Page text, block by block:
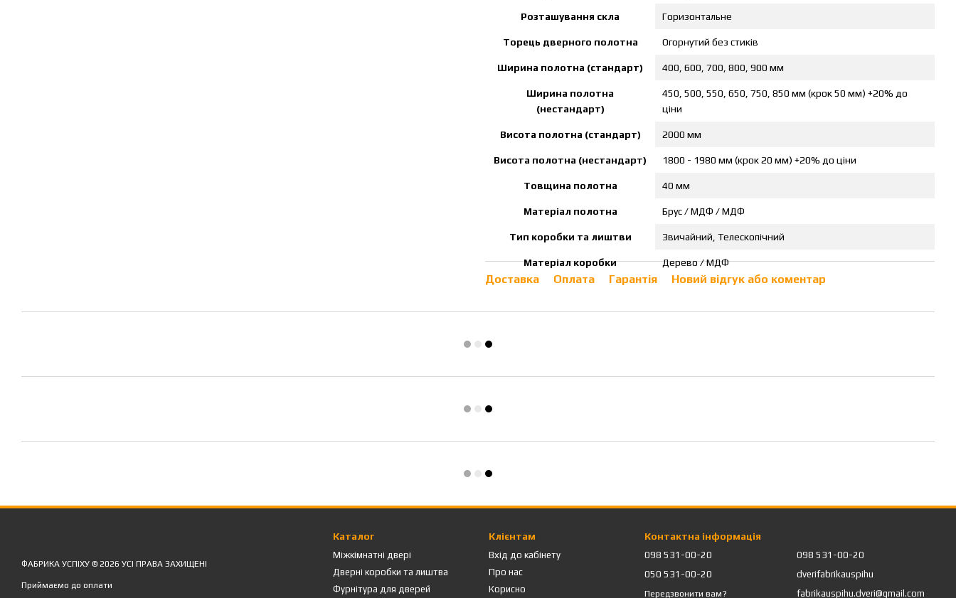
Розташування скла Горизонтальне
Торець дверного полотна Огорнутий без стиків
Ширина полотна (стандарт) 400, 600, 700, 800, 900 мм
Ширина полотна
(нестандарт)
450, 500, 550, 650, 750, 850 мм (крок 50 мм) +20% до
ціни
Висота полотна (стандарт) 2000 мм
Висота полотна (нестандарт) 1800 - 1980 мм (крок 20 мм) +20% до ціни
Товщина полотна 40 мм
Матеріал полотна Брус / МДФ / МДФ
Тип коробки та лиштви Звичайний, Телескопічний
Матеріал коробки Дерево / МДФ
Доставка Оплата Гарантія Новий відгук або коментар
ФАБРИКА УСПІХУ © 2026 УСІ ПРАВА ЗАХИЩЕНІ
Приймаємо до оплати
Каталог
Міжкімнатні двері
Дверні коробки та лиштва
Фурнітура для дверей
Клієнтам
Вхід до кабінету
Про нас
Корисно
Контактна інформація
098 531-00-20
050 531-00-20
Передзвонити вам?
098 531-00-20
dverifabrikauspihu
fabrikauspihu.dveri@gmail.com